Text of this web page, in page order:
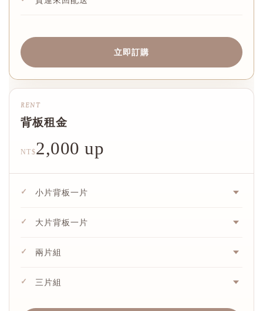
立即訂購
RENT
背板租金
NT$2,000 up
✓ 小片背板一片
✓ 大片背板一片
✓ 兩片組
✓ 三片組